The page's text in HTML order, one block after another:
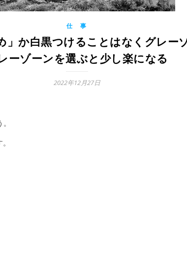
仕 事
か白黒つけることはなくグレー
ーゾーンを選ぶと少し楽になる
2022年12月27日